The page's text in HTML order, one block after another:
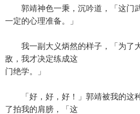
郭靖神色一秉，沉吟道，「这门
一定的心理准备。」
我一副大义炳然的样子，「为了
敌，我才决定练成这
门绝学。」
「好，好，好！」郭靖被我的这
了拍我的肩膀，「这